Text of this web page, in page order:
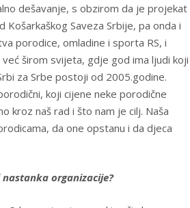
dešavanje, s obzirom da je projekat
Saveza Srbije, pa onda i
porodice, omladine i sporta RS, i
širom svijeta, gdje god ima ljudi koji
za Srbe postoji od 2005.godine.
koji cijene neke porodične
kroz naš rad i što nam je cilj. Naša
da one opstanu i da djeca
organizacije?